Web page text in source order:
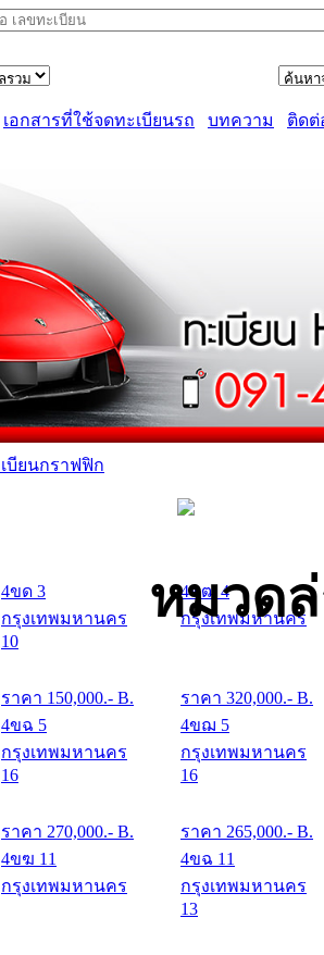
เอกสารที่ใช้จดทะเบียนรถ บทความ ติดต่
หมวด
4ขด 3
กรุงเทพมหานคร
10
ราคา 150,000.- B.
4ขฒ 4
กรุงเทพมหานคร
ราคา 320,000.- B.
4ขฉ 5
กรุงเทพมหานคร
16
ราคา 270,000.- B.
4ขฌ 5
กรุงเทพมหานคร
16
ราคา 265,000.- B.
4ขฆ 11
กรุงเทพมหานคร
4ขฉ 11
กรุงเทพมหานคร
13